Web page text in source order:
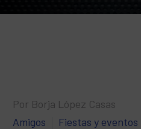
Por Borja López Casas
Amigos
Fiestas y eventos